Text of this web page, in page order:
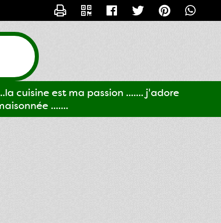
cuisine est ma passion ....... j'adore
.......
CONTACTER GIGI61